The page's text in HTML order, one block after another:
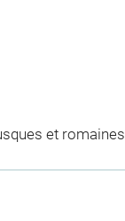
et romaines